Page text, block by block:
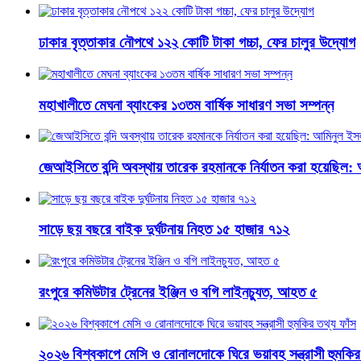
ঢাকার বৃত্তাকার নৌপথে ১২২ কোটি টাকা গচ্চা, ফের চালুর উদ্যোগ
মহাখালীতে মেঘনা ব্যাংকের ১৩তম বার্ষিক সাধারণ সভা সম্পন্ন
জেআইসিতে বন্দি অবস্থায় তারেক রহমানকে নির্যাতন করা
সাড়ে ছয় বছরে বাইক দুর্ঘটনায় নিহত ১৫ হাজার ৭১২
রংপুরে কমিউটার ট্রেনের ইঞ্জিন ও বগি লাইনচ্যুত, আহত ৫
২০২৬ বিশ্বকাপে মেসি ও রোনালদোকে ঘিরে ভয়াবহ সন্ত্রাসী